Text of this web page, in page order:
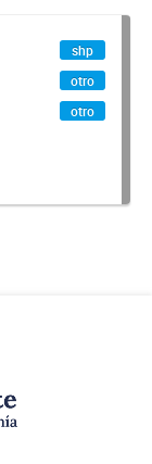
shp
otro
otro